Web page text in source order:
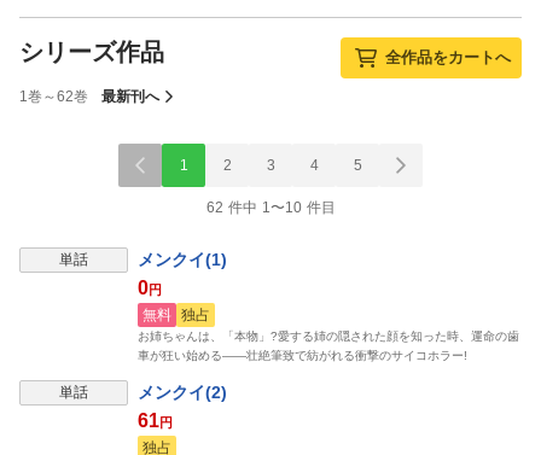
シリーズ作品 全作品をカートへ
1巻～62巻 最新刊へ
1 2 3 4 5
62 件中 1〜10 件目
単話 メンクイ(1)
0円
無料 独占
お姉ちゃんは、「本物」?愛する姉の隠された顔を知った時、運命の歯
車が狂い始める――壮絶筆致で紡がれる衝撃のサイコホラー!
単話 メンクイ(2)
61円
独占